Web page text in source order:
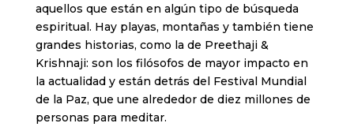
aquellos que están en algún tipo de búsqueda
espiritual. Hay playas, montañas y también tiene
grandes historias, como la de Preethaji &
Krishnaji: son los filósofos de mayor impacto en
la actualidad y están detrás del Festival Mundial
de la Paz, que une alrededor de diez millones de
personas para meditar.